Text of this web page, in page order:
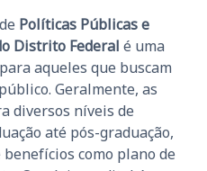
Políticas Públicas e
Distrito Federal é uma
aqueles que buscam
Geralmente, as
diversos níveis de
até pós-graduação,
como plano de